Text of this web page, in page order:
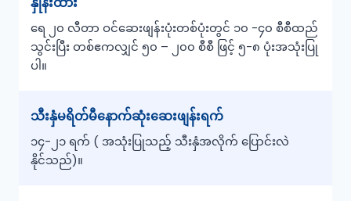
ရေ ၂၀ လီတာ ဝင်ဆေးဖျန်းပုံးတစ်ပုံးတွင် ၁၀ -၄၀ စီစီထည်
သွင်းပြီး တစ်ဧကလျှင် ၅၀ – ၂၀၀ စီစီ ဖြင့် ၅-၈ ပုံးအသုံးပြု
ပါ။
သီးနှံမရိတ်မီနောက်ဆုံးဆေးဖျန်းရက်
၁၄-၂၁ ရက် ( အသုံးပြုသည့် သီးနှံအလိုက် ပြောင်းလဲ
နိုင်သည်)။